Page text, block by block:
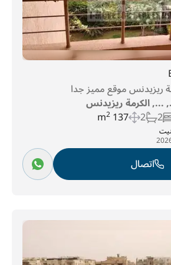
ريزيدنس موقع مميز جدا
..., الكرمة ريزيدنس
2
2
137 m
2
اتصال